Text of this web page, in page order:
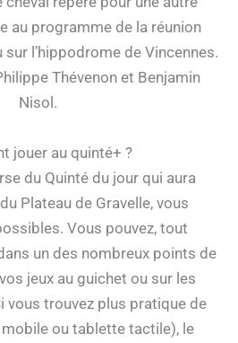
au programme de la réunion
l’hippodrome de Vincennes.
Thévenon et Benjamin
Nisol.
jouer au quinté+ ?
du Quinté du jour qui aura
Plateau de Gravelle, vous
Vous pouvez, tout
un des nombreux points de
jeux au guichet ou sur les
vous trouvez plus pratique de
ou tablette tactile), le